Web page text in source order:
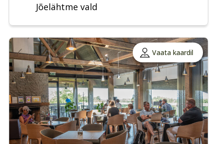
Jõelähtme vald
Vaata kaardil